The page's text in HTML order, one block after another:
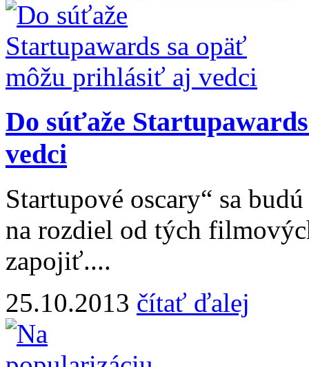
Do súťaže
vedci
Startupové oscary“ sa
na rozdiel od tých
zapojiť....
25.10.2013 čítať ďalej